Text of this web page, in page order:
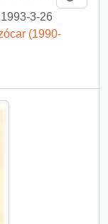
1993-3-26
(1990-